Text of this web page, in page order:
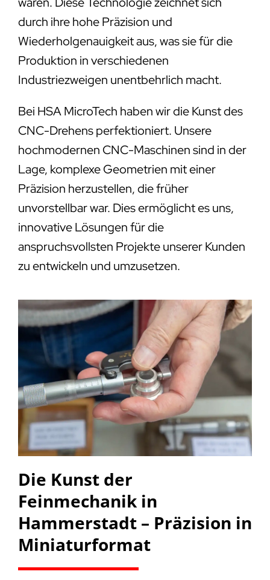
durch ihre hohe Präzision und
Wiederholgenauigkeit aus, was sie für die
Produktion in verschiedenen
Industriezweigen unentbehrlich macht.
Bei HSA MicroTech haben wir die Kunst des
CNC-Drehens perfektioniert. Unsere
hochmodernen CNC-Maschinen sind in der
Lage, komplexe Geometrien mit einer
Präzision herzustellen, die früher
unvorstellbar war. Dies ermöglicht es uns,
innovative Lösungen für die
anspruchsvollsten Projekte unserer Kunden
zu entwickeln und umzusetzen.
Die Kunst der
Feinmechanik in
Hammerstadt – Präzision in
Miniaturformat